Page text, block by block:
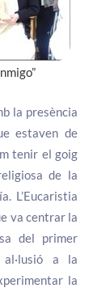
la presència
estaven de
tenir el goig
de la
L’Eucaristia
va centrar la
del primer
al·lusió a la
la